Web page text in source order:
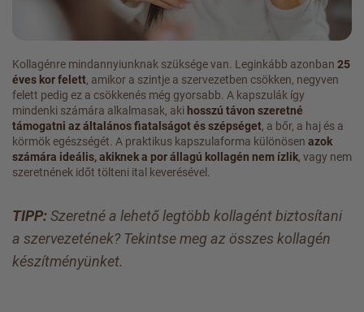
Kollagénre mindannyiunknak szüksége van. Leginkább azonban 25
éves kor felett, amikor a szintje a szervezetben csökken, negyven
felett pedig ez a csökkenés még gyorsabb. A kapszulák így
mindenki számára alkalmasak, aki hosszú távon szeretné
támogatni az általános fiatalságot és szépséget, a bőr, a haj és a
körmök egészségét. A praktikus kapszulaforma különösen azok
számára ideális, akiknek a por állagú kollagén nem ízlik, vagy nem
szeretnének időt tölteni ital keverésével.
TIPP:Szeretné a lehető legtöbb kollagént biztosítani
a szervezetének? Tekintse meg az összes kollagén
készítményünket.